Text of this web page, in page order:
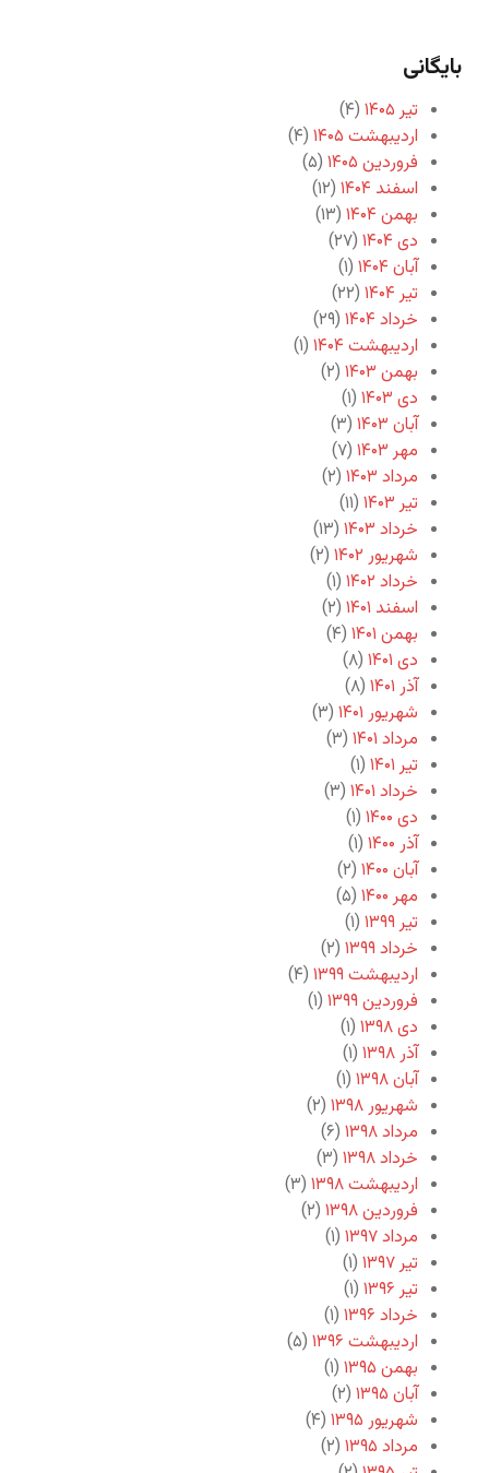
بایگانی
تیر ۱۴۰۵
(۴)
اردیبهشت ۱۴۰۵
(۴)
فروردین ۱۴۰۵
(۵)
اسفند ۱۴۰۴
(۱۲)
بهمن ۱۴۰۴
(۱۳)
دی ۱۴۰۴
(۲۷)
آبان ۱۴۰۴
(۱)
تیر ۱۴۰۴
(۲۲)
خرداد ۱۴۰۴
(۲۹)
اردیبهشت ۱۴۰۴
(۱)
بهمن ۱۴۰۳
(۲)
دی ۱۴۰۳
(۱)
آبان ۱۴۰۳
(۳)
مهر ۱۴۰۳
(۷)
مرداد ۱۴۰۳
(۲)
تیر ۱۴۰۳
(۱۱)
خرداد ۱۴۰۳
(۱۳)
شهریور ۱۴۰۲
(۲)
خرداد ۱۴۰۲
(۱)
اسفند ۱۴۰۱
(۲)
بهمن ۱۴۰۱
(۴)
دی ۱۴۰۱
(۸)
آذر ۱۴۰۱
(۸)
شهریور ۱۴۰۱
(۳)
مرداد ۱۴۰۱
(۳)
تیر ۱۴۰۱
(۱)
خرداد ۱۴۰۱
(۳)
دی ۱۴۰۰
(۱)
آذر ۱۴۰۰
(۱)
آبان ۱۴۰۰
(۲)
مهر ۱۴۰۰
(۵)
تیر ۱۳۹۹
(۱)
خرداد ۱۳۹۹
(۲)
اردیبهشت ۱۳۹۹
(۴)
فروردین ۱۳۹۹
(۱)
دی ۱۳۹۸
(۱)
آذر ۱۳۹۸
(۱)
آبان ۱۳۹۸
(۱)
شهریور ۱۳۹۸
(۲)
مرداد ۱۳۹۸
(۶)
خرداد ۱۳۹۸
(۳)
اردیبهشت ۱۳۹۸
(۳)
فروردین ۱۳۹۸
(۲)
مرداد ۱۳۹۷
(۱)
تیر ۱۳۹۷
(۱)
تیر ۱۳۹۶
(۱)
خرداد ۱۳۹۶
(۱)
اردیبهشت ۱۳۹۶
(۵)
بهمن ۱۳۹۵
(۱)
آبان ۱۳۹۵
(۲)
شهریور ۱۳۹۵
(۴)
مرداد ۱۳۹۵
(۲)